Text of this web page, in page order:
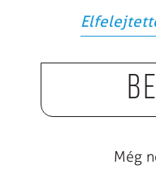
Még